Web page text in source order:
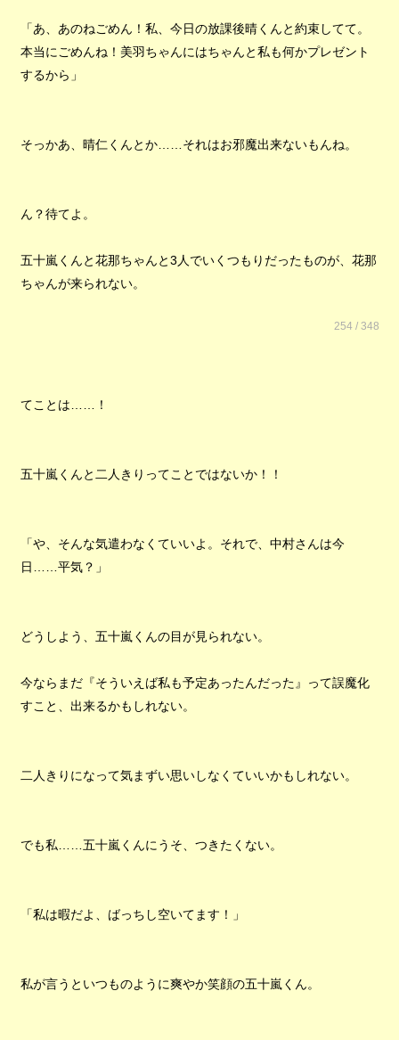
「あ、あのねごめん！私、今日の放課後晴くんと約束してて。
本当にごめんね！美羽ちゃんにはちゃんと私も何かプレゼント
するから」
そっかあ、晴仁くんとか……それはお邪魔出来ないもんね。
ん？待てよ。
五十嵐くんと花那ちゃんと3人でいくつもりだったものが、花那
ちゃんが来られない。
254 / 348
てことは……！
五十嵐くんと二人きりってことではないか！！
「や、そんな気遣わなくていいよ。それで、中村さんは今
日……平気？」
どうしよう、五十嵐くんの目が見られない。
今ならまだ『そういえば私も予定あったんだった』って誤魔化
すこと、出来るかもしれない。
二人きりになって気まずい思いしなくていいかもしれない。
でも私……五十嵐くんにうそ、つきたくない。
「私は暇だよ、ばっちし空いてます！」
私が言うといつものように爽やか笑顔の五十嵐くん。